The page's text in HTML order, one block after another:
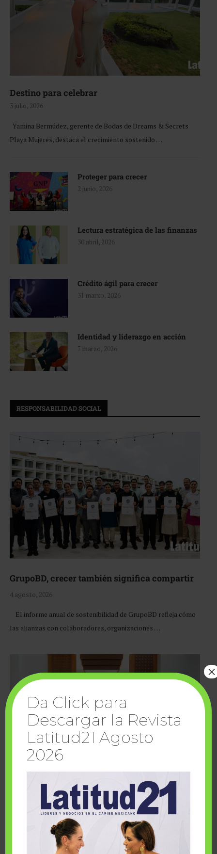
Destino para celebrar
3 julio, 2026
Yamina Bermúdez, gerente de Bodas de Dreams & Secrets
Playa Mujeres, destaca el crecimiento sostenido …
Proteger para crecer
2 junio, 2026
Lectura estratégica de las finanzas
30 abril, 2026
Crédito ágil para crecer
31 marzo, 2026
Identidad y liderazgo en acción
7 marzo, 2026
RESPONSABILIDAD SOCIAL
GrupoBD, crecer también significa compartir
4 agosto, 2026
El informe anual de sostenibilidad de GrupoBD refleja cómo
las alianzas con colaboradores, organizaciones …
Cuando la solidaridad inspira; cumplen
sueños Fairmont Mayakoba y Make-A-Wish
Da Click para
Descargar la Revista
Latitud21 Agosto
2026
×